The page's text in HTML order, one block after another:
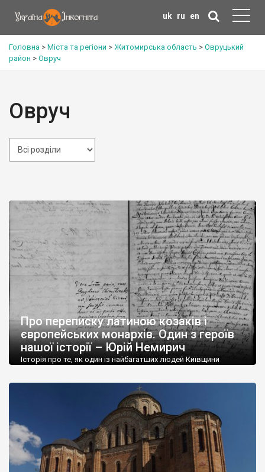
uk ru en
Головна > Міста та регіони > Житомирська область > Овруцький
район > Овруч
Овруч
Про переписку латиною козаків і
європейських монархів. Один з героїв
нашої історії – Юрій Немирич
Історія про те, як один із найбагатших людей Київщини
видатні здібності математика, написав кілька глибоких
наукових текстів, уклав договір зі Швецією, за яким
визнавалась незалежність української держави, розробив і
намагався захистити договір про створення чогось
подібного на сучасний Європейський Союз, був однаково
ненависний полякам і московитам, за […]